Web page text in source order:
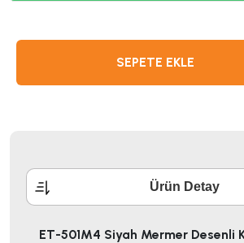
SEPETE EKLE
Ürün Detay
ET-501M4 Siyah Mermer Desenli